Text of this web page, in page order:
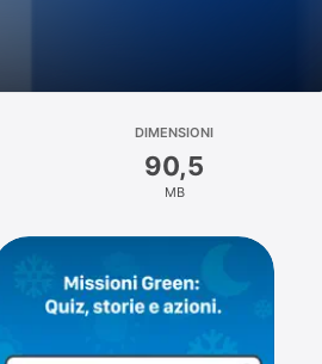
DIMENSIONI
90,5
MB